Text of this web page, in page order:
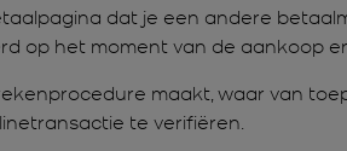
dat je een andere
op het moment van de aankoop
maakt, waar van
te verifiëren.